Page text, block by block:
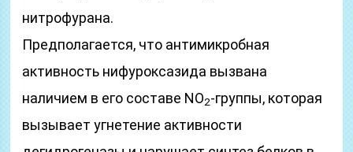
нитрофурана.
Предполагается, что антимикробная
активность нифуроксазида вызвана
наличием в его составе NO2-группы, которая
вызывает угнетение активности